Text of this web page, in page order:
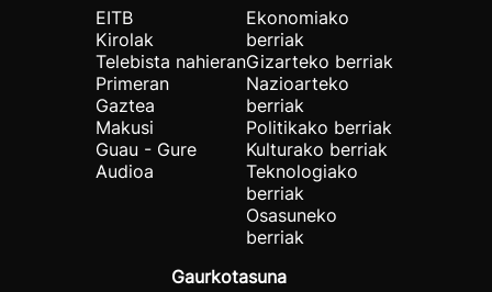
EITB
Kirolak
Telebista nahieran
Primeran
Gaztea
Makusi
Guau - Gure
Audioa
Ekonomiako
berriak
Gizarteko berriak
Nazioarteko
berriak
Politikako berriak
Kulturako berriak
Teknologiako
berriak
Osasuneko
berriak
Gaurkotasuna